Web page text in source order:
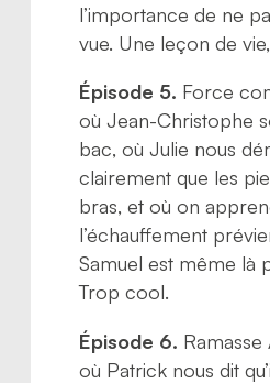
l’importance de ne
vue. Une leçon de
Épisode 5. Force
où Jean-Christophe
bac, où Julie nous
clairement que les
bras, et où on
l’échauffement
Samuel est même là
Trop cool.
Épisode 6.
où Patrick nous dit